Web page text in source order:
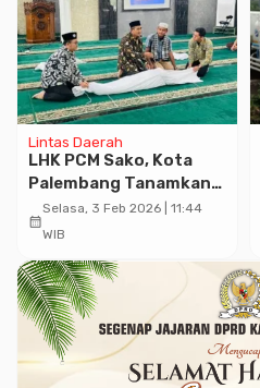
Lintas Daerah
LHK PCM Sako, Kota
Palembang Tanamkan
Pemahaman Tuntunan
Pemulasaran Jenazah
calendar_month
Selasa, 3 Feb 2026 | 11:44
WIB